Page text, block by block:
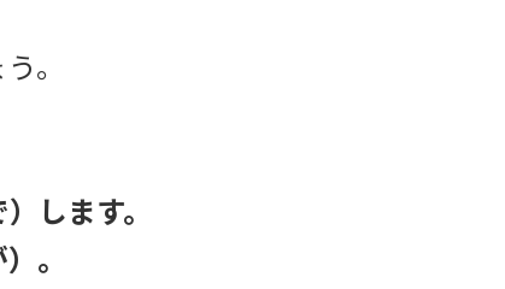
。
します。
。